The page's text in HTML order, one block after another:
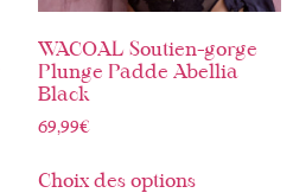
WACOAL Soutien-gorge
Plunge Padde Abellia
Black
69,99€
Choix des options